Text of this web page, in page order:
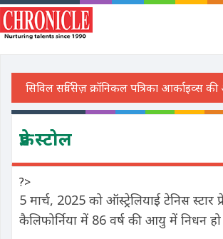
फ्रेड स्टोल
?>
5 मार्च, 2025 को ऑस्ट्रेलियाई टेनिस स्टार
कैलिफोर्निया में 86 वर्ष की आयु में निधन हो